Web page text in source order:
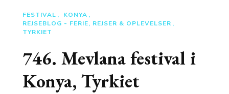
FESTIVAL
KONYA
REJSEBLOG - FERIE, REJSER & OPLEVELSER
TYRKIET
746. Mevlana festival i
Konya, Tyrkiet